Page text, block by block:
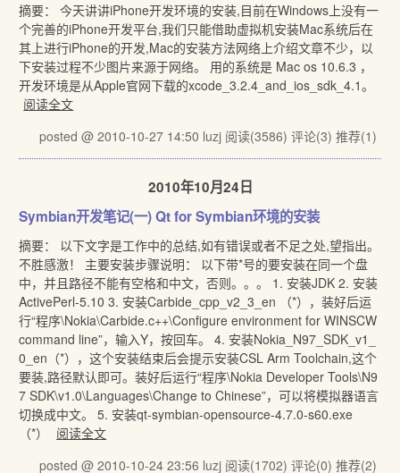
摘要： 今天讲讲iPhone开发环境的安装,目前在Windows上没有一
个完善的iPhone开发平台,我们只能借助虚拟机安装Mac系统后在
其上进行iPhone的开发,Mac的安装方法网络上介绍文章不少，以
下安装过程不少图片来源于网络。 用的系统是 Mac os 10.6.3 ，
开发环境是从Apple官网下载的xcode_3.2.4_and_ios_sdk_4.1。
阅读全文
posted @ 2010-10-27 14:50 luzj 阅读(3586) 评论(3) 推荐(1)
2010年10月24日
Symbian开发笔记(一) Qt for Symbian环境的安装
摘要： 以下文字是工作中的总结,如有错误或者不足之处,望指出。
不胜感激！ 主要安装步骤说明： 以下带*号的要安装在同一个盘
中，并且路径不能有空格和中文，否则。。。 1. 安装JDK 2. 安装
ActivePerl-5.10 3. 安装Carbide_cpp_v2_3_en （*），装好后运
行“程序\Nokia\Carbide.c++\Configure environment for WINSCW
command line”，输入Y，按回车。 4. 安装Nokia_N97_SDK_v1_
0_en（*），这个安装结束后会提示安装CSL Arm Toolchain,这个
要装,路径默认即可。装好后运行“程序\Nokia Developer Tools\N9
7 SDK\v1.0\Languages\Change to Chinese”，可以将模拟器语言
切换成中文。 5. 安装qt-symbian-opensource-4.7.0-s60.exe
（*）
阅读全文
posted @ 2010-10-24 23:56 luzj 阅读(1702) 评论(0) 推荐(2)